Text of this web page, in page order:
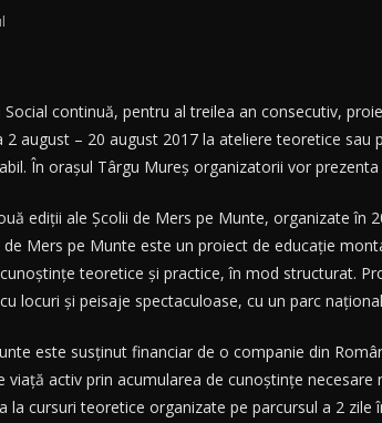
continuă, pentru al treilea an consecutiv,
2 august – 20 august 2017 la ateliere teoretice
În orașul Târgu Mureș organizatorii vor
ediţii ale Şcolii de Mers pe Munte, organizate în
Mers pe Munte este un proiect de educaţie
teoretice şi practice, în mod structurat.
locuri şi peisaje spectaculoase, cu un parc
este susţinut financiar de o companie din
viaţă activ prin acumularea de cunoştinţe
la cursuri teoretice organizate pe parcursul a 2